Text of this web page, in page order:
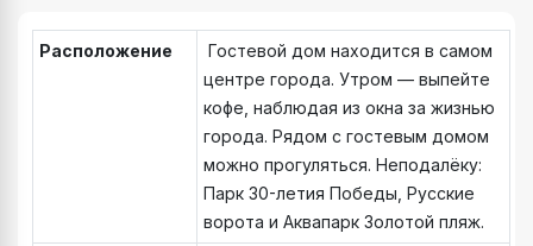
Расположение
Гостевой дом находится в самом
центре города. Утром — выпейте
кофе, наблюдая из окна за жизнью
города. Рядом с гостевым домом
можно прогуляться. Неподалёку:
Парк 30-летия Победы, Русские
ворота и Аквапарк Золотой пляж.